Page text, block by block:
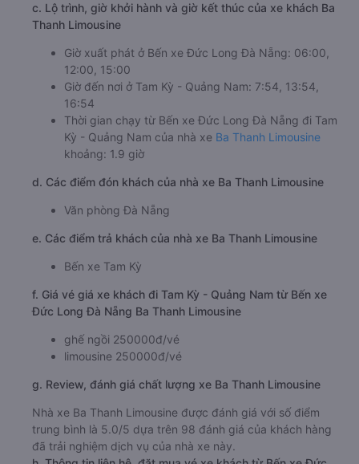
c. Lộ trình, giờ khởi hành và giờ kết thúc của xe khách Ba
Thanh Limousine
Giờ xuất phát ở Bến xe Đức Long Đà Nẵng: 06:00,
12:00, 15:00
Giờ đến nơi ở Tam Kỳ - Quảng Nam: 7:54, 13:54,
16:54
Thời gian chạy từ Bến xe Đức Long Đà Nẵng đi Tam
Kỳ - Quảng Nam của nhà xe Ba Thanh Limousine
khoảng: 1.9 giờ
d. Các điểm đón khách của nhà xe Ba Thanh Limousine
Văn phòng Đà Nẵng
e. Các điểm trả khách của nhà xe Ba Thanh Limousine
Bến xe Tam Kỳ
f. Giá vé giá xe khách đi Tam Kỳ - Quảng Nam từ Bến xe
Đức Long Đà Nẵng Ba Thanh Limousine
ghế ngồi 250000đ/vé
limousine 250000đ/vé
g. Review, đánh giá chất lượng xe Ba Thanh Limousine
Nhà xe Ba Thanh Limousine được đánh giá với số điểm
trung bình là 5.0/5 dựa trên 98 đánh giá của khách hàng
đã trải nghiệm dịch vụ của nhà xe này.